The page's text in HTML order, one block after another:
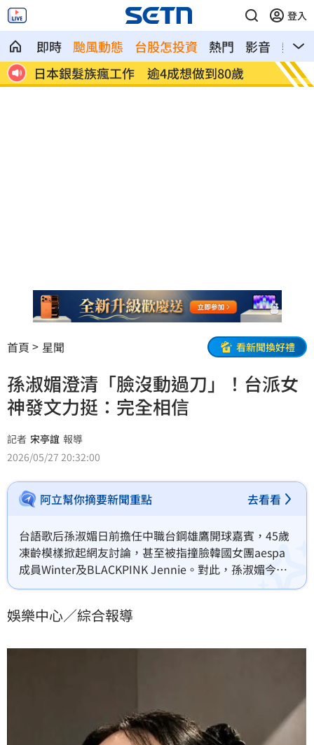
登入
即時 颱風動態 台股怎投資 熱門 影音
熱搜
日本銀髮族瘋工作 逾4成想做到80歲
解散
場
首頁 星聞 看新聞換好禮
孫淑媚澄清「臉沒動過刀」！台派女
神發文力挺：完全相信
記者 宋亭誼 報導
2026/05/27 20:32:00
阿立幫你摘要新聞重點 去看看
台語歌后孫淑媚日前擔任中職台鋼雄鷹開球嘉賓，45歲
凍齡模樣掀起網友討論，甚至被指撞臉韓國女團aespa
成員Winter及BLACKPINK Jennie。對此，孫淑媚今
（27）日發長文澄清自己「沒做過任何填充」，只打過
「完全相信」。
娛樂中心／綜合報導